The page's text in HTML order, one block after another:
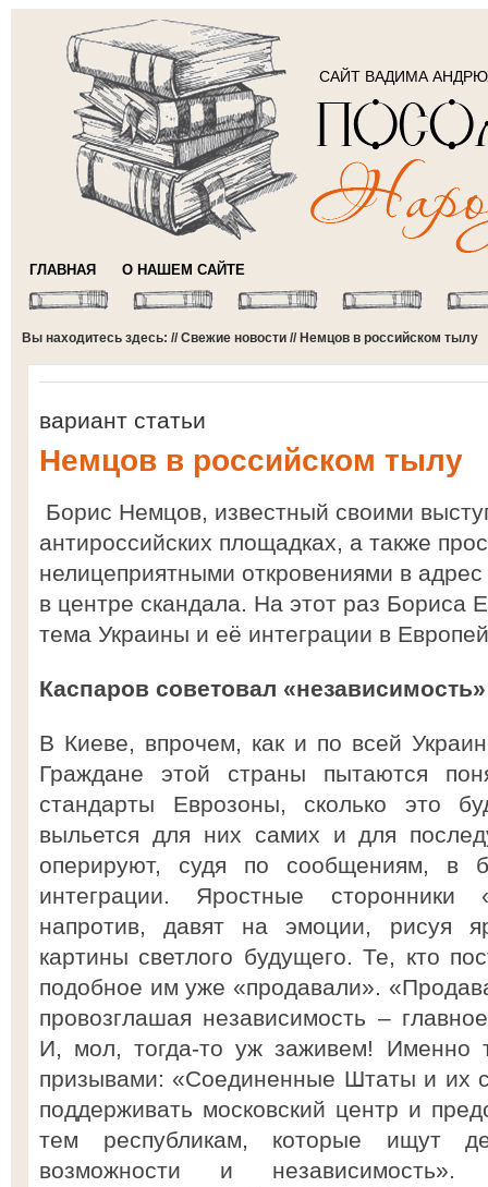
САЙТ ВАДИМА
ГЛАВНАЯ О НАШЕМ САЙТЕ
Вы находитесь здесь: //Свежие новости // Немцов в российском тылу
вариант статьи
Немцов в российском тылу
Борис Немцов, известный своими
антироссийских площадках, а также
нелицеприятными откровениями в адрес
в центре скандала. На этот раз Бориса
тема Украины и её интеграции в
Каспаров советовал «независимость»
В Киеве, впрочем, как и по всей
Граждане этой страны пытаются
стандарты Еврозоны, сколько это
выльется для них самих и для
оперируют, судя по сообщениям, в
интеграции. Яростные сторонники
напротив, давят на эмоции, рисуя
картины светлого будущего. Те, кто
подобное им уже «продавали».
провозглашая независимость –
И, мол, тогда-то уж заживем! Именно
призывами: «Соединенные Штаты и их
поддерживать московский центр и
тем республикам, которые ищут
возможности и